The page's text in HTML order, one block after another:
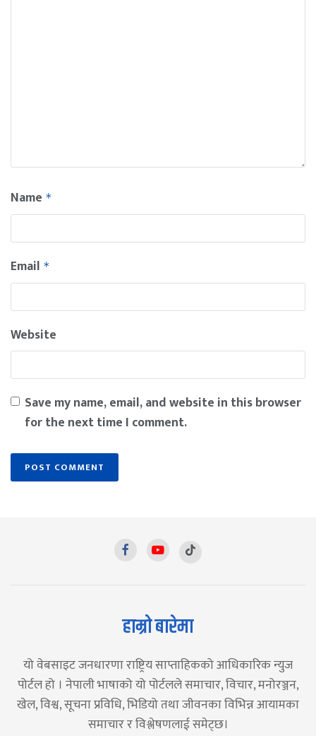
Name *
Email *
Website
Save my name, email, and website in this browser
for the next time I comment.
हाम्रो बारेमा
यो वेबसाइट जनधारणा राष्ट्रिय साप्ताहिकको आधिकारिक न्युज
पोर्टल हो । नेपाली भाषाको यो पोर्टलले समाचार, विचार, मनोरञ्जन,
खेल, विश्व, सूचना प्रविधि, भिडियो तथा जीवनका विभिन्न आयामका
समाचार र विश्लेषणलाई समेट्छ।